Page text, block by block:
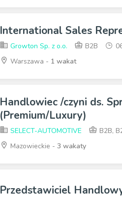
International Sales
Growton Sp. z o.o. B2B
Warszawa - 1 wakat
Handlowiec /czyni ds.
(Premium/Luxury)
SELECT-AUTOMOTIVE B2B,
Mazowieckie - 3 wakaty
Przedstawiciel